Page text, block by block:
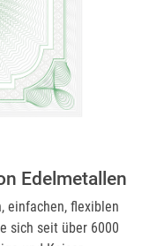
Edelmetallen
einfachen, flexiblen
sich seit über 6000